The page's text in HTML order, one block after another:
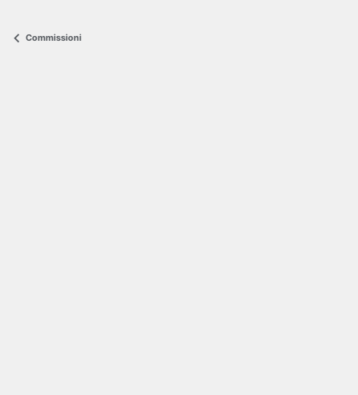
Commissioni